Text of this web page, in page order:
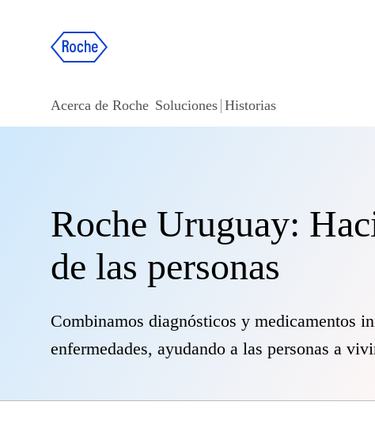
Acerca de Roche Soluciones Historias
Roche Uruguay:
de las personas
Combinamos diagnósticos y medicamentos
enfermedades, ayudando a las personas a